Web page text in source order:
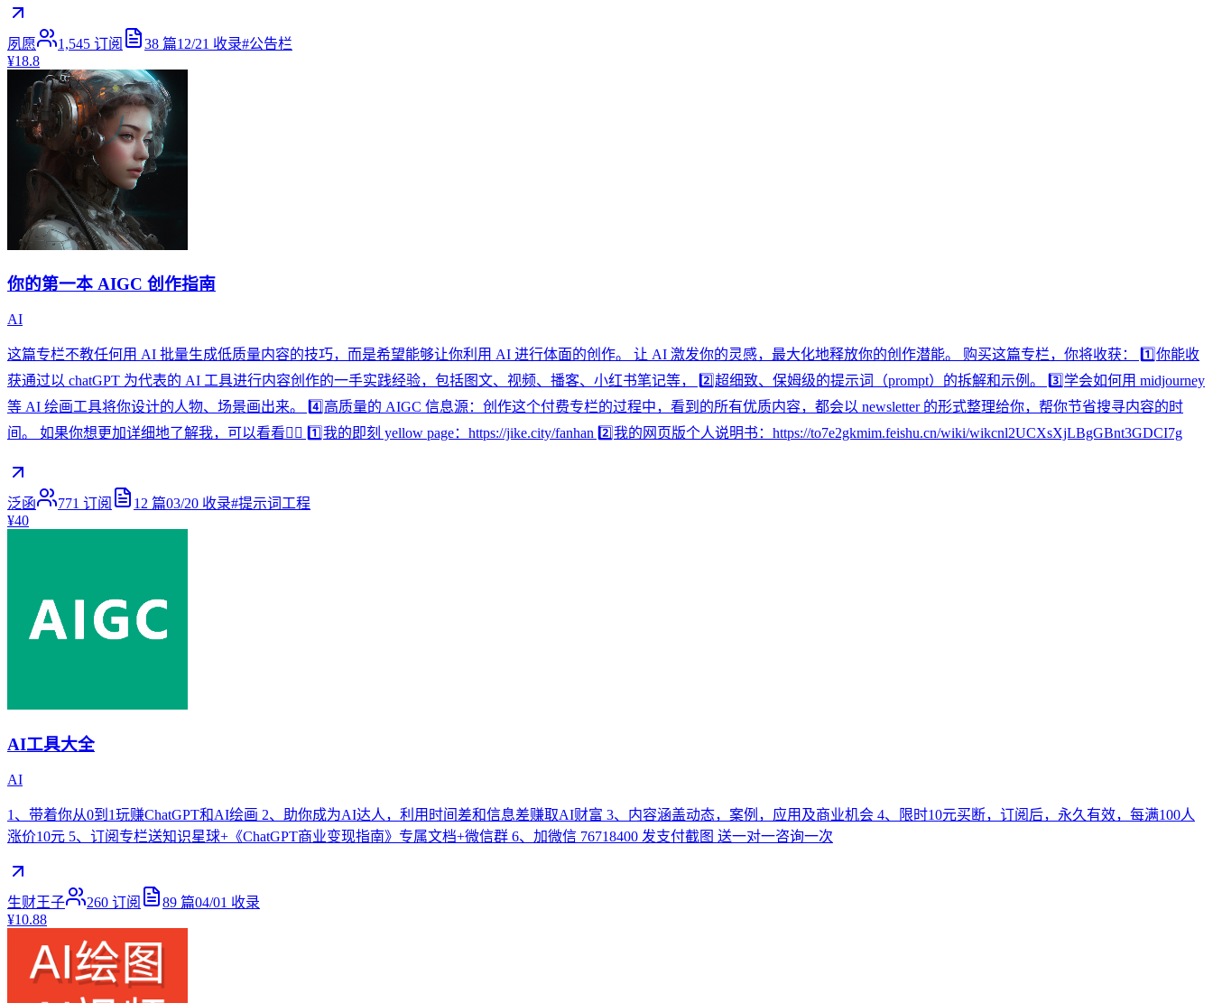
夙愿 1,545 订阅 38 篇12/21 收录#公告栏
¥18.8
你的第一本 AIGC 创作指南
AI
这篇专栏不教任何用 AI 批量生成低质量内容的技巧，而是希望能够让你利用 AI 进行体面的创作。 让 AI 激发你的灵感，最大化地释放你的创作潜能。 购买这篇专栏，你将收获： 1️⃣你能收
获通过以 chatGPT 为代表的 AI 工具进行内容创作的一手实践经验，包括图文、视频、播客、小红书笔记等， 2️⃣超细致、保姆级的提示词（prompt）的拆解和示例。 3️⃣学会如何用 midjourney
等 AI 绘画工具将你设计的人物、场景画出来。 4️⃣高质量的 AIGC 信息源：创作这个付费专栏的过程中，看到的所有优质内容，都会以 newsletter 的形式整理给你，帮你节省搜寻内容的时
间。 如果你想更加详细地了解我，可以看看👇🏻 1️⃣我的即刻 yellow page：https://jike.city/fanhan 2️⃣我的网页版个人说明书：https://to7e2gkmim.feishu.cn/wiki/wikcnl2UCXsXjLBgGBnt3GDCI7g
泛函 771 订阅 12 篇03/20 收录#提示词工程
¥40
AI工具大全
AI
1、带着你从0到1玩赚ChatGPT和AI绘画 2、助你成为AI达人，利用时间差和信息差赚取AI财富 3、内容涵盖动态，案例，应用及商业机会 4、限时10元买断，订阅后，永久有效，每满100人
涨价10元 5、订阅专栏送知识星球+《ChatGPT商业变现指南》专属文档+微信群 6、加微信 76718400 发支付截图 送一对一咨询一次
生财王子 260 订阅 89 篇04/01 收录
¥10.88